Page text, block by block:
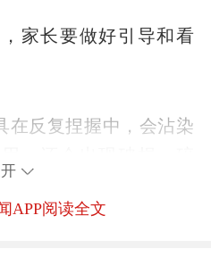
家长要做好引导和看
在反复捏握中，会沾染
和检查工作，及时淘汰
APP阅读全文